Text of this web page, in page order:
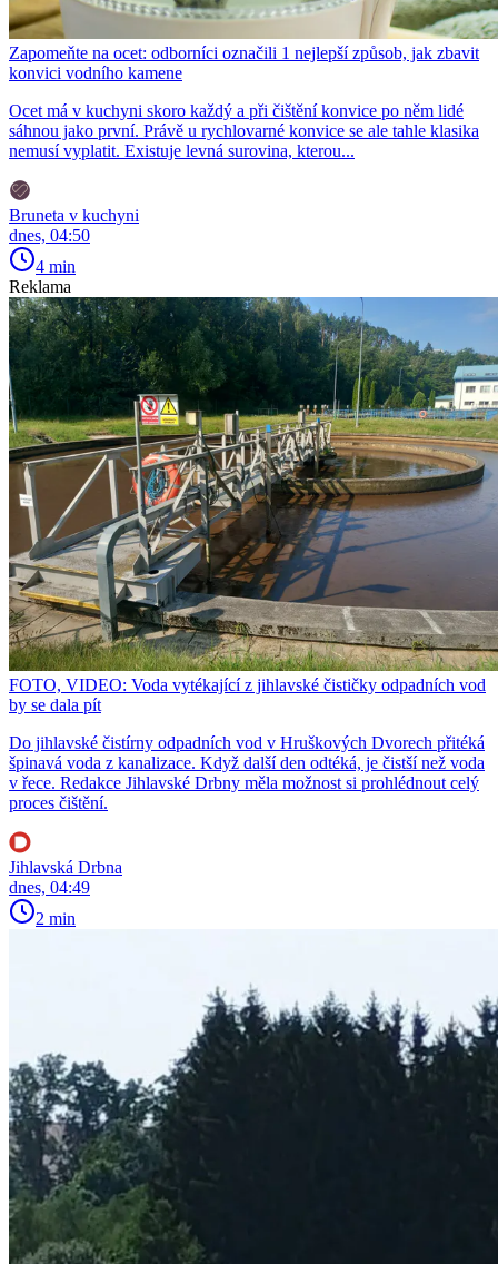
Zapomeňte na ocet: odborníci označili 1 nejlepší způsob, jak zbavit
konvici vodního kamene
Ocet má v kuchyni skoro každý a při čištění konvice po něm lidé
sáhnou jako první. Právě u rychlovarné konvice se ale tahle klasika
nemusí vyplatit. Existuje levná surovina, kterou...
Bruneta v kuchyni
dnes, 04:50
4 min
Reklama
FOTO, VIDEO: Voda vytékající z jihlavské čističky odpadních vod
by se dala pít
Do jihlavské čistírny odpadních vod v Hruškových Dvorech přitéká
špinavá voda z kanalizace. Když další den odtéká, je čistší než voda
v řece. Redakce Jihlavské Drbny měla možnost si prohlédnout celý
proces čištění.
Jihlavská Drbna
dnes, 04:49
2 min